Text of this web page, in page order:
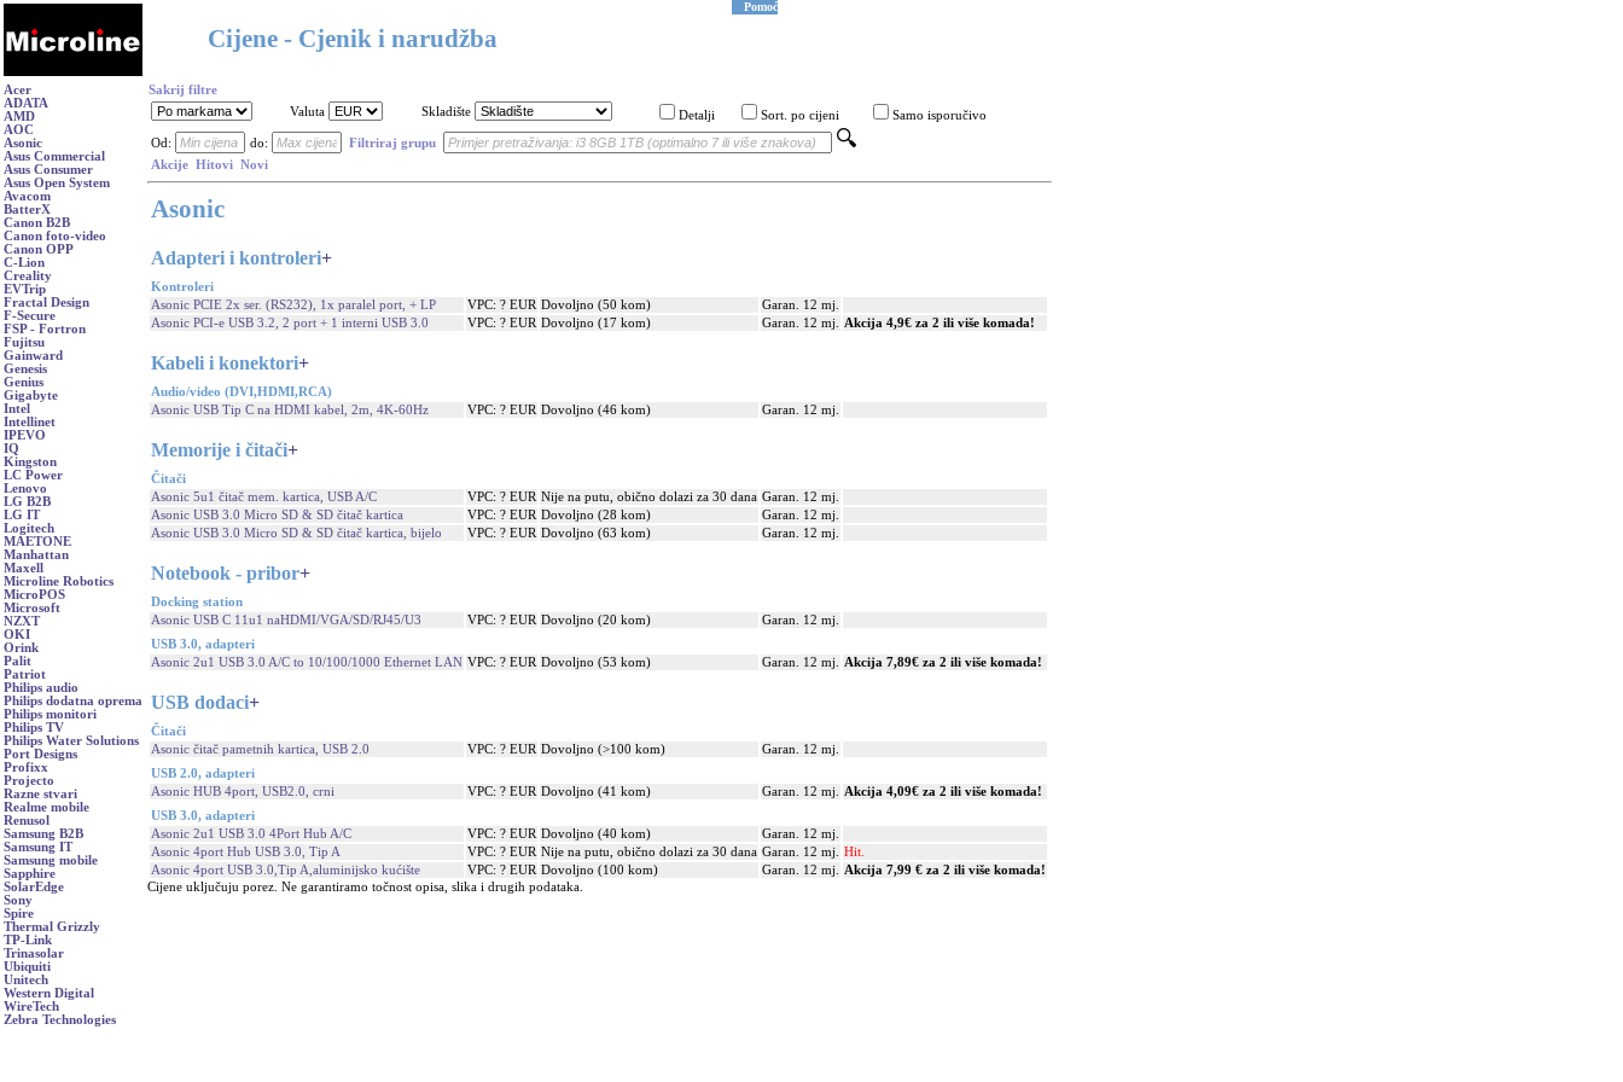
Cijene - Cjenik i narudžba
Pomoć
Acer
ADATA
AMD
AOC
Asonic
Asus Commercial
Asus Consumer
Asus Open System
Avacom
BatterX
Canon B2B
Canon foto-video
Canon OPP
C-Lion
Creality
EVTrip
Fractal Design
F-Secure
FSP - Fortron
Fujitsu
Gainward
Genesis
Genius
Gigabyte
Intel
Intellinet
IPEVO
IQ
Kingston
LC Power
Lenovo
LG B2B
LG IT
Logitech
MAETONE
Manhattan
Maxell
Microline Robotics
MicroPOS
Microsoft
NZXT
OKI
Orink
Palit
Patriot
Philips audio
Philips dodatna oprema
Philips monitori
Philips TV
Philips Water Solutions
Port Designs
Profixx
Projecto
Razne stvari
Realme mobile
Renusol
Samsung B2B
Samsung IT
Samsung mobile
Sapphire
SolarEdge
Sony
Spire
Thermal Grizzly
TP-Link
Trinasolar
Ubiquiti
Unitech
Western Digital
WireTech
Zebra Technologies
Sakrij filtre
Valuta
Skladište Detalji Sort. po cijeni Samo isporučivo
Od: do:
Filtriraj grupu
Akcije Hitovi Novi
Asonic
Adapteri i kontroleri+
Kontroleri
Asonic PCIE 2x ser. (RS232), 1x paralel port, + LP
VPC: ? EUR Dovoljno (50 kom)
Garan. 12 mj.
Asonic PCI-e USB 3.2, 2 port + 1 interni USB 3.0
VPC: ? EUR Dovoljno (17 kom) Garan. 12 mj. Akcija 4,9€ za 2 ili više komada!
Kabeli i konektori+
Audio/video (DVI,HDMI,RCA)
Asonic USB Tip C na HDMI kabel, 2m, 4K-60Hz
VPC: ? EUR Dovoljno (46 kom) Garan. 12 mj.
Memorije i čitači+
Čitači
Asonic 5u1 čitač mem. kartica, USB A/C
VPC: ? EUR Nije na putu, obično dolazi za 30 dana Garan. 12 mj.
Asonic USB 3.0 Micro SD & SD čitač kartica
VPC: ? EUR Dovoljno (28 kom)
Garan. 12 mj.
Asonic USB 3.0 Micro SD & SD čitač kartica, bijelo
VPC: ? EUR Dovoljno (63 kom) Garan. 12 mj.
Notebook - pribor+
Docking station
Asonic USB C 11u1 naHDMI/VGA/SD/RJ45/U3
VPC: ? EUR Dovoljno (20 kom)
Garan. 12 mj.
USB 3.0, adapteri
Asonic 2u1 USB 3.0 A/C to 10/100/1000 Ethernet LAN VPC: ? EUR Dovoljno (53 kom) Garan. 12 mj. Akcija 7,89€ za 2 ili više komada!
USB dodaci+
Čitači
Asonic čitač pametnih kartica, USB 2.0
VPC: ? EUR Dovoljno (>100 kom)
Garan. 12 mj.
USB 2.0, adapteri
Asonic HUB 4port, USB2.0, crni
VPC: ? EUR Dovoljno (41 kom) Garan. 12 mj.
Akcija 4,09€ za 2 ili više komada!
USB 3.0, adapteri
Asonic 2u1 USB 3.0 4Port Hub A/C
VPC: ? EUR Dovoljno (40 kom)
Garan. 12 mj.
Asonic 4port Hub USB 3.0, Tip A
VPC: ? EUR Nije na putu, obično dolazi za 30 dana Garan. 12 mj.
Hit.
Asonic 4port USB 3.0,Tip A,aluminijsko kućište
VPC: ? EUR Dovoljno (100 kom) Garan. 12 mj.
Akcija 7,99 € za 2 ili više komada!
Cijene uključuju porez. Ne garantiramo točnost opisa, slika i drugih podataka.